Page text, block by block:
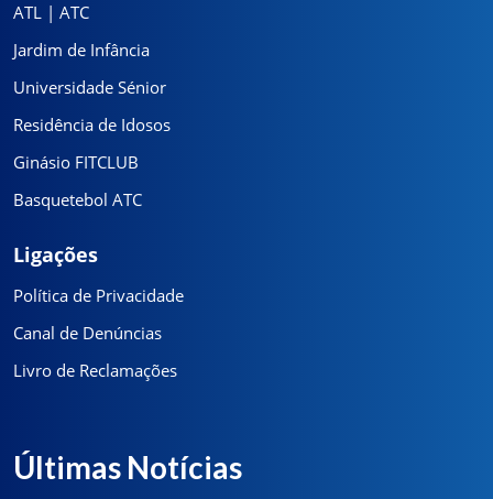
ATL | ATC
Jardim de Infância
Universidade Sénior
Residência de Idosos
Ginásio FITCLUB
Basquetebol ATC
Ligações
Política de Privacidade
Canal de Denúncias
Livro de Reclamações
Últimas Notícias